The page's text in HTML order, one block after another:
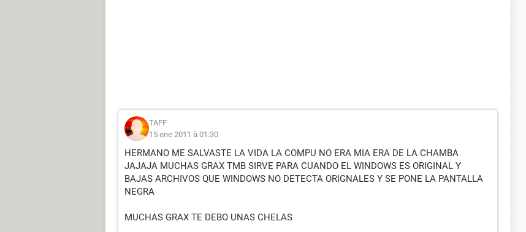
TAFF
15 ene 2011 à 01:30
HERMANO ME SALVASTE LA VIDA LA COMPU NO ERA MIA ERA DE LA CHAMBA
JAJAJA MUCHAS GRAX TMB SIRVE PARA CUANDO EL WINDOWS ES ORIGINAL Y
BAJAS ARCHIVOS QUE WINDOWS NO DETECTA ORIGNALES Y SE PONE LA PANTALLA
NEGRA
MUCHAS GRAX TE DEBO UNAS CHELAS